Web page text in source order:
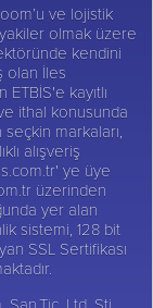
ve lojistik
olmak üzere
kendini
olan İles
kayıtlı
ithal konusunda
markaları,
alışveriş
ye üye
üzerinden
yer alan
sistemi, 128 bit
SSL Sertifikası
Ltd. Şti,